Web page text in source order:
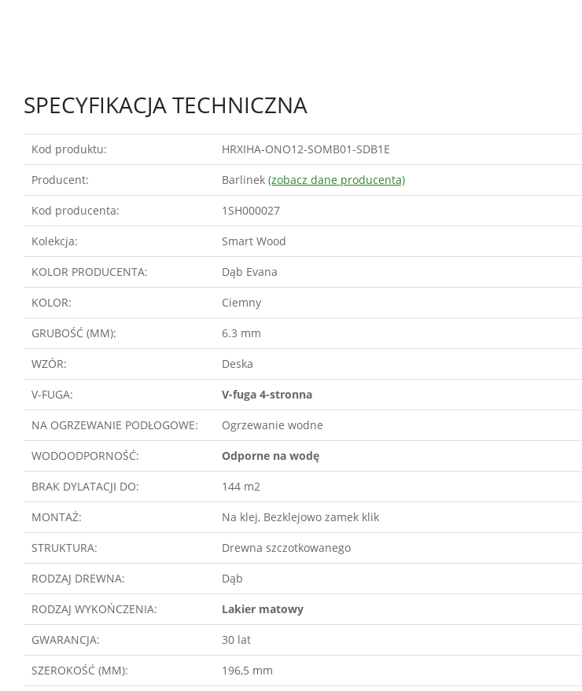
SPECYFIKACJA TECHNICZNA
Kod produktu: HRXIHA-ONO12-SOMB01-SDB1E
Producent: Barlinek (zobacz dane producenta)
Kod producenta: 1SH000027
Kolekcja: Smart Wood
KOLOR PRODUCENTA: Dąb Evana
KOLOR: Ciemny
GRUBOŚĆ (MM): 6.3 mm
WZÓR: Deska
V-FUGA: V-fuga 4-stronna
NA OGRZEWANIE PODŁOGOWE: Ogrzewanie wodne
WODOODPORNOŚĆ: Odporne na wodę
BRAK DYLATACJI DO: 144 m2
MONTAŻ: Na klej, Bezklejowo zamek klik
STRUKTURA: Drewna szczotkowanego
RODZAJ DREWNA: Dąb
RODZAJ WYKOŃCZENIA: Lakier matowy
GWARANCJA: 30 lat
SZEROKOŚĆ (MM): 196,5 mm